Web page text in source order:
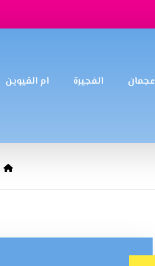
عجمان الفجيرة ام القيوين